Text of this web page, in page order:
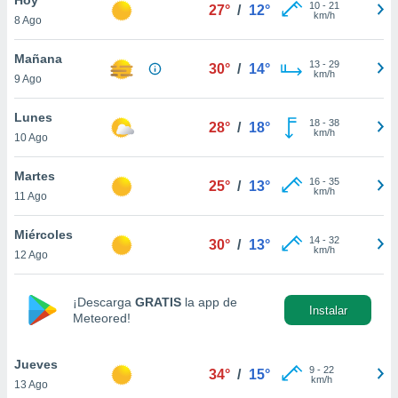
en
más
nuestra
de
aceptar
de
8 Ago
27° / 12° 10- 21
km/h
Mañana
9 Ago
30° / 14° 13- 29
km/h
Lunes
10 Ago
28° / 18° 18- 38
km/h
Martes
11 Ago
25° / 13° 16- 35
km/h
Miércoles
12 Ago
30° / 13° 14- 32
km/h
¡Descarga GRATIS la app de
Meteored!
Instalar
Jueves
13 Ago
34° / 15° 9- 22
km/h